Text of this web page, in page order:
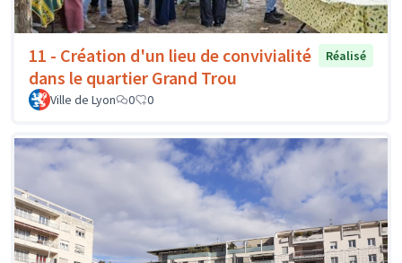
11 - Création d'un lieu de convivialité
dans le quartier Grand Trou
Réalisé
Ville de Lyon 0 0